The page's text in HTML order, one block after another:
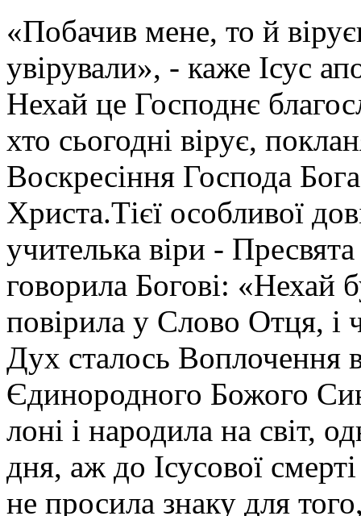
«Побачив мене, то й
увірували», - каже Ісус
Нехай це Господнє
хто сьогодні вірує,
Воскресіння Господа
Христа.Тієї особливої
учителька віри -
говорила Богові: «Нехай
повірила у Слово Отця, і
Дух сталось Воплочення
Єдинородного Божого
лоні і народила на світ,
дня, аж до Ісусової
не просила знаку для